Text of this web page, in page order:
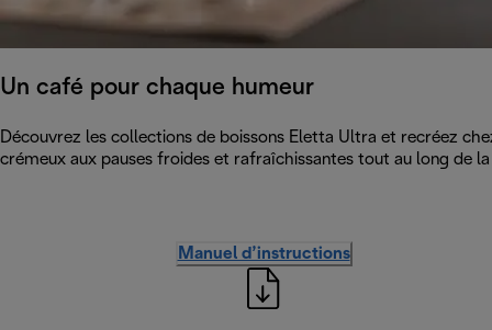
Un café pour chaque humeur
Découvrez les collections de boissons Eletta Ultra et recréez
crémeux aux pauses froides et rafraîchissantes tout au long de
Manuel d’instructions